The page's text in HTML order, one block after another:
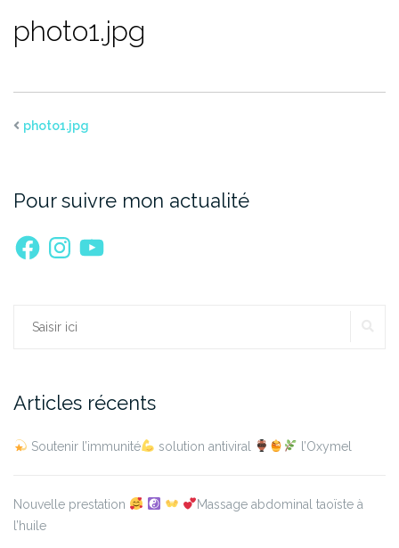
photo1.jpg
photo1.jpg
Pour suivre mon actualité
FacebookInstagramYouTube
Rechercher :
Articles récents
Soutenir l’immunité solution antiviral l’Oxymel
Nouvelle prestation
Massage abdominal taoïste à
l’huile